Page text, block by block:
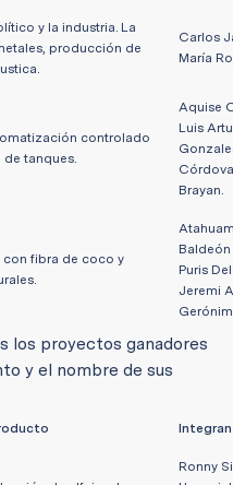
y la industria. La
producción de
Carlos
María
controlado
tanques.
Aquise
Luis
Brayan.
fibra de coco y
Baldeón
Puris
Jeremi
los proyectos ganadores
y el nombre de sus
Ronny